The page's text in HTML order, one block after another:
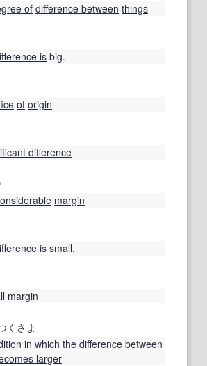
of difference between things
isbig.
of origin
difference
margin
issmall.
margin
くさま
in which the difference between
larger